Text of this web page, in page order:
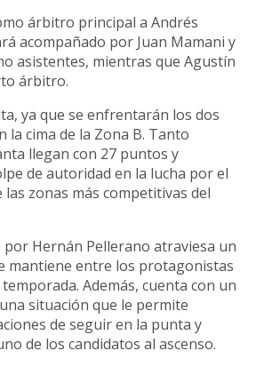
árbitro principal a Andrés
acompañado por Juan Mamani y
asistentes, mientras que Agustín
árbitro.
ya que se enfrentarán los dos
la cima de la Zona B. Tanto
llegan con 27 puntos y
de autoridad en la lucha por el
zonas más competitivas del
Hernán Pellerano atraviesa un
mantiene entre los protagonistas
Además, cuenta con un
situación que le permite
de seguir en la punta y
de los candidatos al ascenso.